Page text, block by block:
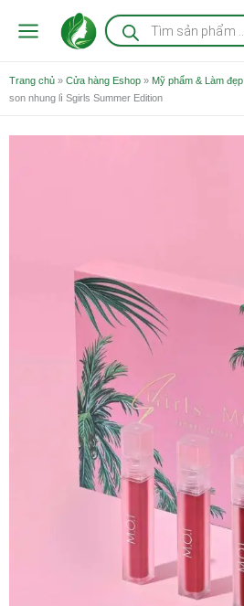
Tìm
kiếm
sản
Trang chủ » Cửa hàng Eshop » Mỹ phẩm & Làm đẹp
son nhung lì Sgirls Summer Edition